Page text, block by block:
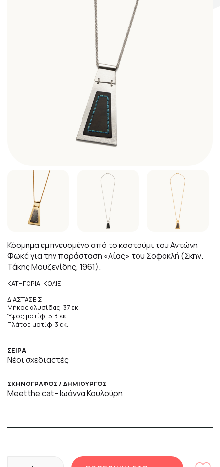
Σκηνογράφοι / Δημιουργοί
Αποστολή προϊόντων
Επικοινωνία
Κόσμημα εμπνευσμένο από το κοστούμι του Αντώνη
Φωκά για την παράσταση «Αίας» του Σοφοκλή (Σκην.
Τάκης Μουζενίδης, 1961).
ΚΑΤΗΓΟΡΙΑ: ΚΟΛΙΕ
ΔΙΑΣΤΑΣΕΙΣ
Μήκος αλυσίδας: 37 εκ.
Ύψος μοτίφ: 5,8 εκ.
Πλάτος μοτίφ: 3 εκ.
ΣΕΙΡΑ
Νέοι σχεδιαστές
ΣΚΗΝΟΓΡΑΦΟΣ / ΔΗΜΙΟΥΡΓΟΣ
Meet the cat - Ιωάννα Κουλούρη